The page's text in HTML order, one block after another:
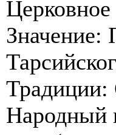
Значение:
Традиции:
Народный